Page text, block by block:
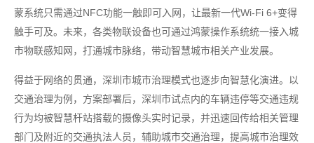
蒙系统只需通过NFC功能一触即可入网，让最新一代Wi-Fi 6+变得
触手可及。未来，各类物联设备也可通过鸿蒙操作系统统一接入城
市物联感知网，打通城市脉络，带动智慧城市相关产业发展。
得益于网络的贯通，深圳市城市治理模式也逐步向智慧化演进。以
交通治理为例，方案部署后，深圳市试点内的车辆违停等交通违规
行为均被智慧杆站搭载的摄像头实时记录，并迅速回传给相关管理
部门及附近的交通执法人员，辅助城市交通治理，提高城市治理效